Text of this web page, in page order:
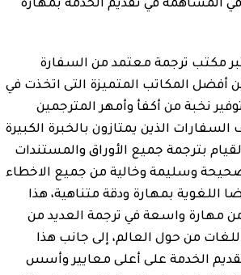
المساهمة في تقديم الخدمة بمهارة
مكتب ترجمة معتمد من السفارة
أفضل المكاتب المتميزة التى اتخذت في
نخبة من أكفأ وأمهر المترجمين
الذين يمتازون بالخبرة الكبيرة
بترجمة جميع الأوراق والمستندات
صحيحة وسليمة وخالية من جميع الاخطاء
اللغوية بمهارة ودقة متناهية، هذا
مهارة واسعة في ترجمة العديد من
اللغات من حول العالم، إلى جانب هذا
الخدمة على أعلى معايير وأسس